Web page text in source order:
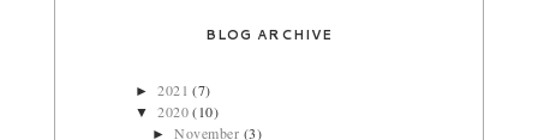
BLOG ARCHIVE
►2021(7)
▼2020(10)
►November (3)